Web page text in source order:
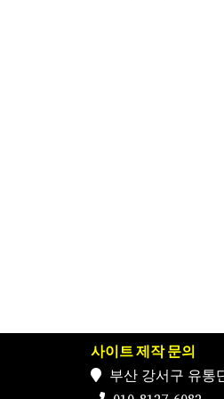
사이트 제작 문의
부산 강서구 유통